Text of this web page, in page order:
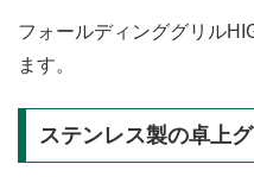
フォールディンググリル
ます。
ステンレス製の卓上